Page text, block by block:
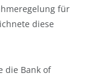
für
diese
die Bank of